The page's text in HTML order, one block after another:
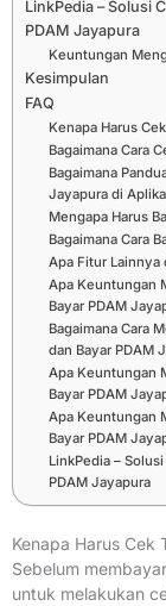
LinkPedia – Solusi
PDAM Jayapura
Keuntungan
Kesimpulan
FAQ
Kenapa Harus
Bagaimana Cara
Bagaimana
Jayapura di
Mengapa Harus
Bagaimana Cara
Apa Fitur Lainnya
Apa Keuntungan
Bayar PDAM
Bagaimana Cara
dan Bayar PDAM
Apa Keuntungan
Bayar PDAM
Apa Keuntungan
Bayar PDAM
LinkPedia –
PDAM Jayapura
Kenapa Harus Cek
Sebelum
untuk melakukan